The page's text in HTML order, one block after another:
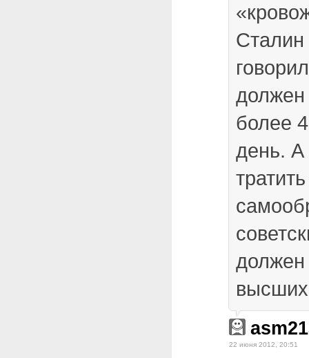
должен
более
день. А
должен
22 июня 2012, 20:51